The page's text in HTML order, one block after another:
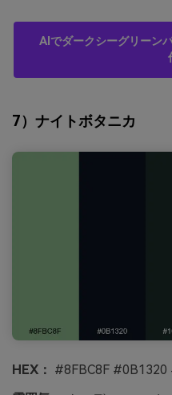
AIでダークシーグリーン
7）ナイトボタニカ
HEX： #8FBC8F